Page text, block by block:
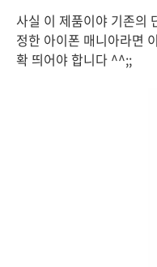
사실 이 제품이야 기존의
정한 아이폰 매니아라면
확 띄어야 합니다 ^^;;